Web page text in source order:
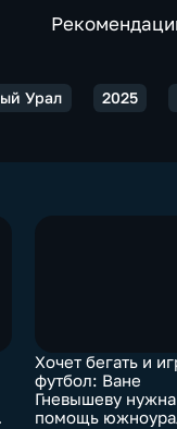
Урал 2025
Хочет бегать и
футбол: Ване
Гневышеву нужна
помощь